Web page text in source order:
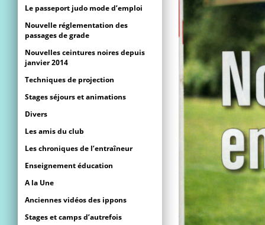
Le passeport judo mode d’emploi
Nouvelle réglementation des
passages de grade
Nouvelles ceintures noires depuis
janvier 2014
Techniques de projection
Stages séjours et animations
Divers
Les amis du club
Les chroniques de l’entraîneur
Enseignement éducation
A la Une
Anciennes vidéos des ippons
Stages et camps d’autrefois